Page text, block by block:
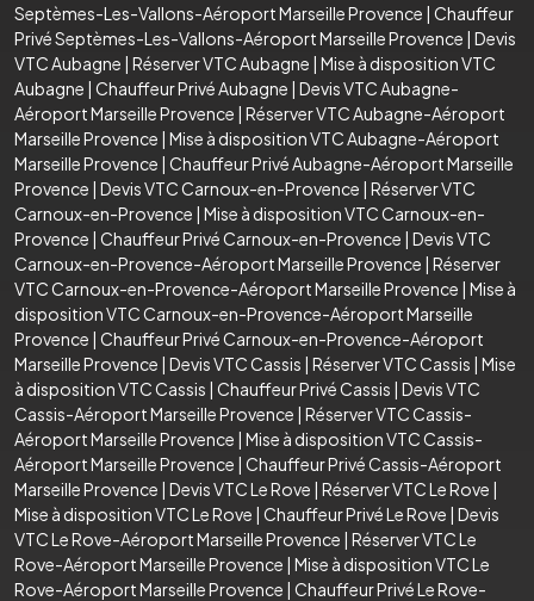
Septèmes-Les-Vallons-Aéroport Marseille Provence | Chauffeur
Privé Septèmes-Les-Vallons-Aéroport Marseille Provence | Devis
VTC Aubagne | Réserver VTC Aubagne | Mise à disposition VTC
Aubagne | Chauffeur Privé Aubagne | Devis VTC Aubagne-
Aéroport Marseille Provence | Réserver VTC Aubagne-Aéroport
Marseille Provence | Mise à disposition VTC Aubagne-Aéroport
Marseille Provence | Chauffeur Privé Aubagne-Aéroport Marseille
Provence | Devis VTC Carnoux-en-Provence | Réserver VTC
Carnoux-en-Provence | Mise à disposition VTC Carnoux-en-
Provence | Chauffeur Privé Carnoux-en-Provence | Devis VTC
Carnoux-en-Provence-Aéroport Marseille Provence | Réserver
VTC Carnoux-en-Provence-Aéroport Marseille Provence | Mise à
disposition VTC Carnoux-en-Provence-Aéroport Marseille
Provence | Chauffeur Privé Carnoux-en-Provence-Aéroport
Marseille Provence | Devis VTC Cassis | Réserver VTC Cassis | Mise
à disposition VTC Cassis | Chauffeur Privé Cassis | Devis VTC
Cassis-Aéroport Marseille Provence | Réserver VTC Cassis-
Aéroport Marseille Provence | Mise à disposition VTC Cassis-
Aéroport Marseille Provence | Chauffeur Privé Cassis-Aéroport
Marseille Provence | Devis VTC Le Rove | Réserver VTC Le Rove |
Mise à disposition VTC Le Rove | Chauffeur Privé Le Rove | Devis
VTC Le Rove-Aéroport Marseille Provence | Réserver VTC Le
Rove-Aéroport Marseille Provence | Mise à disposition VTC Le
Rove-Aéroport Marseille Provence | Chauffeur Privé Le Rove-